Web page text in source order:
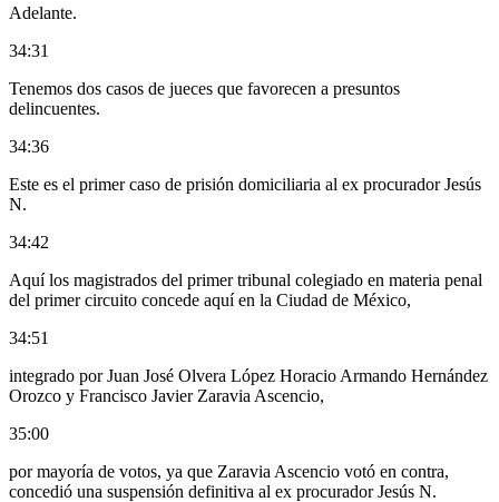
Adelante.
34:31
Tenemos dos casos de jueces que favorecen a presuntos
delincuentes.
34:36
Este es el primer caso de prisión domiciliaria al ex procurador Jesús
N.
34:42
Aquí los magistrados del primer tribunal colegiado en materia penal
del primer circuito concede aquí en la Ciudad de México,
34:51
integrado por Juan José Olvera López Horacio Armando Hernández
Orozco y Francisco Javier Zaravia Ascencio,
35:00
por mayoría de votos, ya que Zaravia Ascencio votó en contra,
concedió una suspensión definitiva al ex procurador Jesús N.